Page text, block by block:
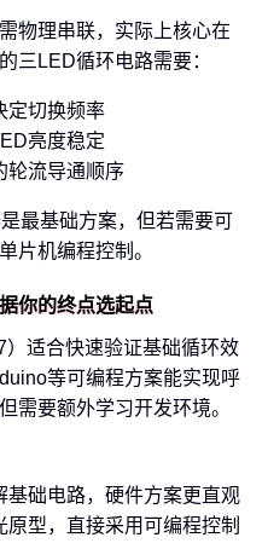
物理串联，实际上核心在
三LED循环电路需要：
定切换频率
亮度稳定
轮流导通顺序
最基础方案，但若需要可
片机编程控制。
你的终点选起点
适合快速验证基础循环效
等可编程方案能实现呼
需要额外学习开发环境。
础电路，硬件方案更直观
型，直接采用可编程控制